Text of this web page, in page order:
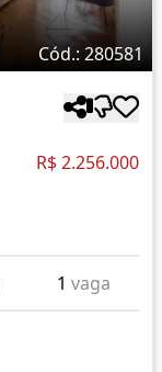
Cód.: 280581
R$ 2.256.000
1 vaga